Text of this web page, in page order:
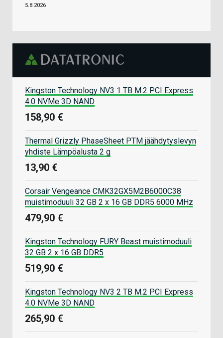
5.8.2026
Kingston Technology NV3 1 TB M.2 PCI Express
4.0 NVMe 3D NAND
158,90 €
Thermal Grizzly PhaseSheet PTM jäähdytyslevyn
yhdiste Lämpöalusta 2 g
13,90 €
Corsair Vengeance CMK32GX5M2B6000C38
muistimoduuli 32 GB 2 x 16 GB DDR5 6000 MHz
479,90 €
Kingston Technology FURY Beast muistimoduuli
32 GB 2 x 16 GB DDR5
519,90 €
Kingston Technology NV3 2 TB M.2 PCI Express
4.0 NVMe 3D NAND
265,90 €